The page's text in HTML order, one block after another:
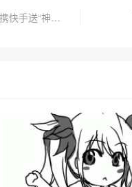
上一篇：《战歌竞技场》5.13正式上线，携快手送“神棋”福利